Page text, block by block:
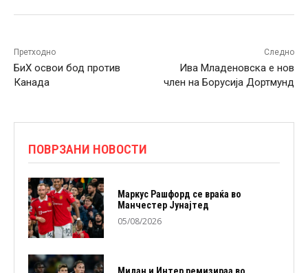
Претходно
БиХ освои бод против
Канада
Следно
Ива Младеновска е нов
член на Борусија Дортмунд
ПОВРЗАНИ НОВОСТИ
Маркус Рашфорд се враќа во
Манчестер Јунајтед
05/08/2026